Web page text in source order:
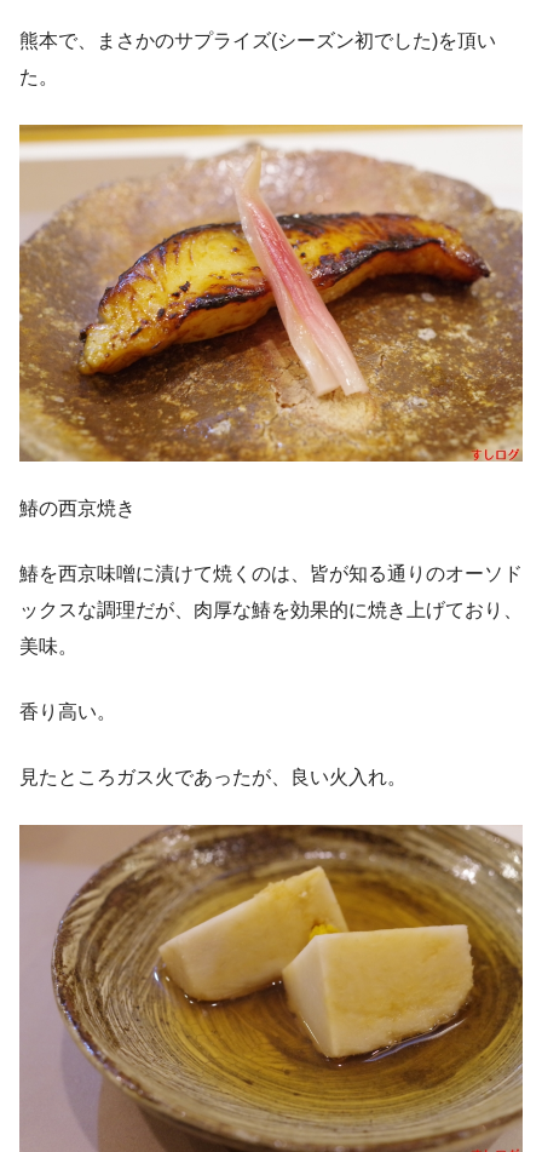
熊本で、まさかのサプライズ(シーズン初でした)を頂い
た。
鰆の西京焼き
鰆を西京味噌に漬けて焼くのは、皆が知る通りのオーソド
ックスな調理だが、肉厚な鰆を効果的に焼き上げており、
美味。
香り高い。
見たところガス火であったが、良い火入れ。